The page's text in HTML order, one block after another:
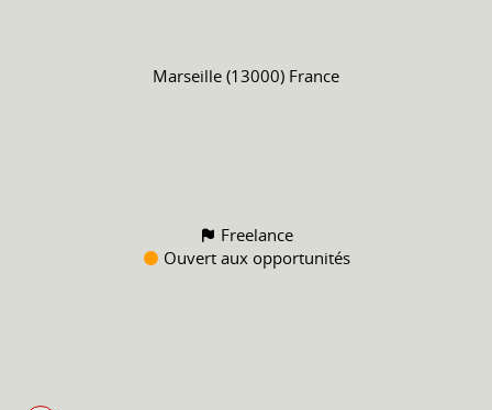
Marseille (13000) France
Freelance
Ouvert aux opportunités